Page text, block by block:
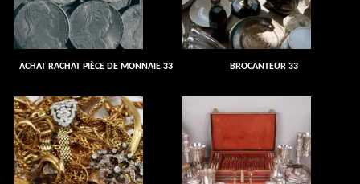
ACHAT RACHAT PIÈCE DE MONNAIE 33 BROCANTEUR 33